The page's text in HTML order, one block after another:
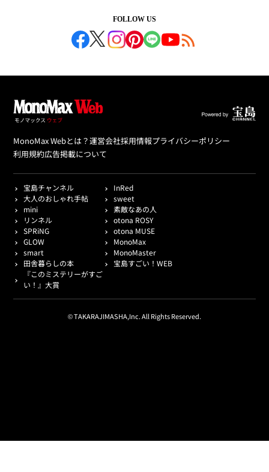
FOLLOW US
MonoMax Webとは？運営会社採用情報プライバシーポリシー
利用規約広告掲載について
宝島チャンネル
InRed
大人のおしゃれ手帖
sweet
mini
素敵なあの人
リンネル
otona ROSY
SPRiNG
otona MUSE
GLOW
MonoMax
smart
MonoMaster
田舎暮らしの本
宝島すごい！WEB
『このミステリーがすご
い！』大賞
© TAKARAJIMASHA,Inc. All Rights Reserved.